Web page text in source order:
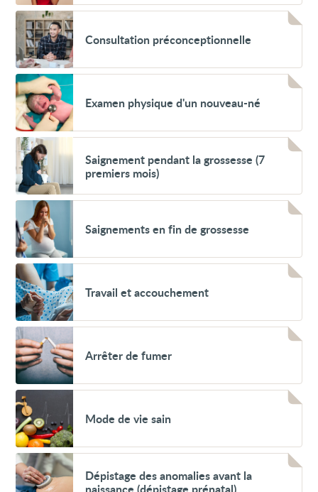
Voir
Consultation
préconceptionnelleConsultation préconceptionnelle
Voir
Examen
physique
d'un
nouveau-
né
Examen physique d'un nouveau-né
Voir
Saignement
pendant
la
grossesse
(7
premiers
mois)
Saignement pendant la grossesse (7
premiers mois)
Voir
Saignements
en
fin
de
grossesse
Saignements en fin de grossesse
Voir
Travail
et
accouchement
Travail et accouchement
Voir
Arrêter
de
fumer
Arrêter de fumer
Voir
Mode
de
vie
sain
Mode de vie sain
Voir
Dépistage
des
Dépistage des anomalies avant la
naissance (dépistage prénatal)